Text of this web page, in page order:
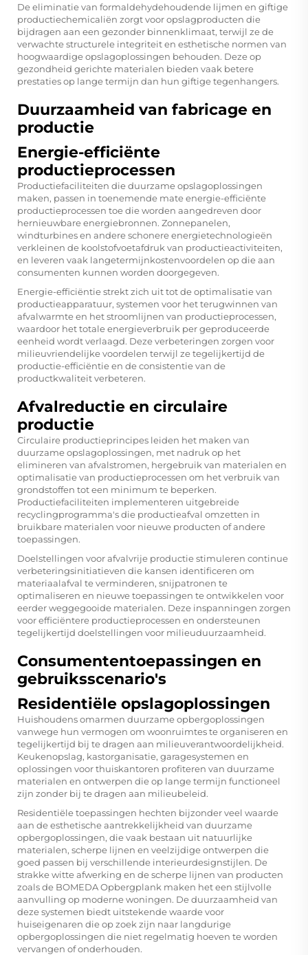
De eliminatie van formaldehydehoudende lijmen en giftige
productiechemicaliën zorgt voor opslagproducten die
bijdragen aan een gezonder binnenklimaat, terwijl ze de
verwachte structurele integriteit en esthetische normen van
hoogwaardige opslagoplossingen behouden. Deze op
gezondheid gerichte materialen bieden vaak betere
prestaties op lange termijn dan hun giftige tegenhangers.
Duurzaamheid van fabricage en
productie
Energie-efficiënte
productieprocessen
Productiefaciliteiten die duurzame opslagoplossingen
maken, passen in toenemende mate energie-efficiënte
productieprocessen toe die worden aangedreven door
hernieuwbare energiebronnen. Zonnepanelen,
windturbines en andere schonere energietechnologieën
verkleinen de koolstofvoetafdruk van productieactiviteiten,
en leveren vaak langetermijnkostenvoordelen op die aan
consumenten kunnen worden doorgegeven.
Energie-efficiëntie strekt zich uit tot de optimalisatie van
productieapparatuur, systemen voor het terugwinnen van
afvalwarmte en het stroomlijnen van productieprocessen,
waardoor het totale energieverbruik per geproduceerde
eenheid wordt verlaagd. Deze verbeteringen zorgen voor
milieuvriendelijke voordelen terwijl ze tegelijkertijd de
productie-efficiëntie en de consistentie van de
productkwaliteit verbeteren.
Afvalreductie en circulaire
productie
Circulaire productieprincipes leiden het maken van
duurzame opslagoplossingen, met nadruk op het
elimineren van afvalstromen, hergebruik van materialen en
optimalisatie van productieprocessen om het verbruik van
grondstoffen tot een minimum te beperken.
Productiefaciliteiten implementeren uitgebreide
recyclingprogramma's die productieafval omzetten in
bruikbare materialen voor nieuwe producten of andere
toepassingen.
Doelstellingen voor afvalvrije productie stimuleren continue
verbeteringsinitiatieven die kansen identificeren om
materiaalafval te verminderen, snijpatronen te
optimaliseren en nieuwe toepassingen te ontwikkelen voor
eerder weggegooide materialen. Deze inspanningen zorgen
voor efficiëntere productieprocessen en ondersteunen
tegelijkertijd doelstellingen voor milieuduurzaamheid.
Consumententoepassingen en
gebruiksscenario's
Residentiële opslagoplossingen
Huishoudens omarmen duurzame opbergoplossingen
vanwege hun vermogen om woonruimtes te organiseren en
tegelijkertijd bij te dragen aan milieuverantwoordelijkheid.
Keukenopslag, kastorganisatie, garagesystemen en
oplossingen voor thuiskantoren profiteren van duurzame
materialen en ontwerpen die op lange termijn functioneel
zijn zonder bij te dragen aan milieubeleid.
Residentiële toepassingen hechten bijzonder veel waarde
aan de esthetische aantrekkelijkheid van duurzame
opbergoplossingen, die vaak bestaan uit natuurlijke
materialen, scherpe lijnen en veelzijdige ontwerpen die
goed passen bij verschillende interieurdesignstijlen. De
strakke witte afwerking en de scherpe lijnen van producten
zoals de BOMEDA Opbergplank maken het een stijlvolle
aanvulling op moderne woningen. De duurzaamheid van
deze systemen biedt uitstekende waarde voor
huiseigenaren die op zoek zijn naar langdurige
opbergoplossingen die niet regelmatig hoeven te worden
vervangen of onderhouden.